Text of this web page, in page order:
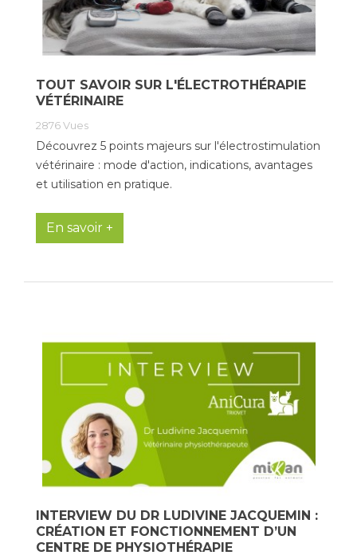
TOUT SAVOIR SUR L'ÉLECTROTHÉRAPIE
VÉTÉRINAIRE
2876Vues
Découvrez 5 points majeurs sur l'électrostimulation
vétérinaire : mode d'action, indications, avantages
et utilisation en pratique.
En savoir +
INTERVIEW DU DR LUDIVINE JACQUEMIN :
CRÉATION ET FONCTIONNEMENT D’UN
CENTRE DE PHYSIOTHÉRAPIE